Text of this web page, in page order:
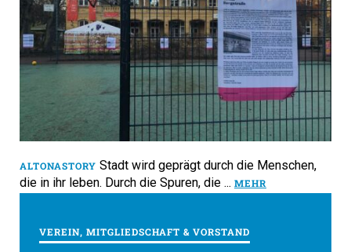
ALTONASTORY Stadt wird geprägt durch die Menschen,
die in ihr leben. Durch die Spuren, die ... MEHR
VEREIN, MITGLIEDSCHAFT & VORSTAND